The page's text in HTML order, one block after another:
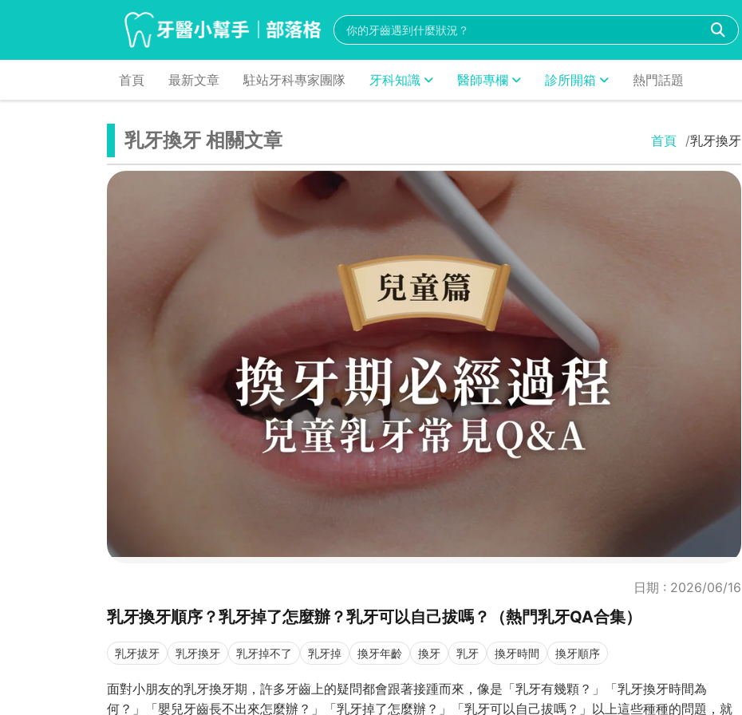
首頁 最新文章 駐站牙科專家團隊 牙科知識 醫師專欄 診所開箱 熱門話題
乳牙換牙 相關文章 首頁 乳牙換牙
日期 : 2026/06/16
乳牙換牙順序？乳牙掉了怎麼辦？乳牙可以自己拔嗎？（熱門乳牙QA合集）
乳牙拔牙 乳牙換牙 乳牙掉不了 乳牙掉 換牙年齡 換牙 乳牙 換牙時間 換牙順序
面對小朋友的乳牙換牙期，許多牙齒上的疑問都會跟著接踵而來，像是「乳牙有幾顆？」「乳牙換牙時間為
何？」「嬰兒牙齒長不出來怎麼辦？」「乳牙掉了怎麼辦？」「乳牙可以自己拔嗎？」以上這些種種的問題，就